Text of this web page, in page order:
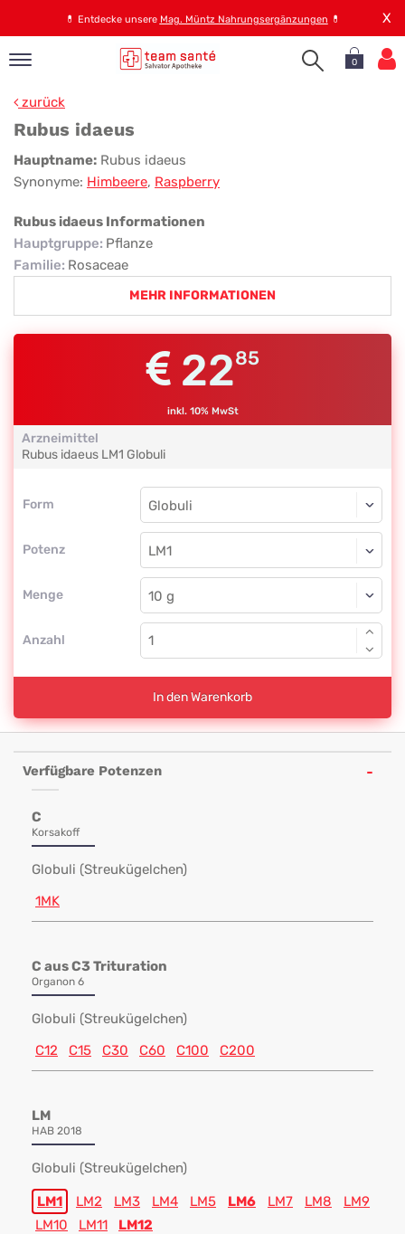
💊 Entdecke unsere Mag. Müntz Nahrungsergänzungen 💊 X
0
zurück
Rubus idaeus
Rubus
idaeus
Hauptname: Rubus idaeus
Synonyme: Himbeere, Raspberry
Rubus idaeus Informationen
Hauptgruppe: Pflanze
Familie: Rosaceae
MEHR INFORMATIONEN
2285
inkl. 10% MwSt
Arzneimittel
Rubus idaeus LM1 Globuli
Form
Form
Potenz
Globuli
LM1
Menge
Globuli
Anzahl
In den Warenkorb
Verfügbare Potenzen
C
Korsakoff
Globuli (Streukügelchen)
1MK
C aus C3 Trituration
Organon 6
Globuli (Streukügelchen)
C12
C15 C30 C60 C100 C200
LM
HAB 2018
Globuli (Streukügelchen)
LM1 LM2 LM3 LM4 LM5 LM6 LM7 LM8
LM9
LM10
LM11 LM12